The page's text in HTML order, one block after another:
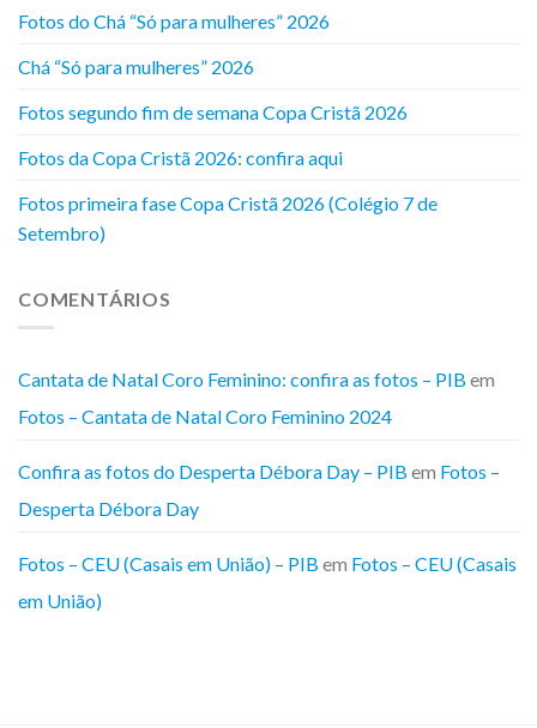
Fotos do Chá “Só para mulheres” 2026
Chá “Só para mulheres” 2026
Fotos segundo fim de semana Copa Cristã 2026
Fotos da Copa Cristã 2026: confira aqui
Fotos primeira fase Copa Cristã 2026 (Colégio 7 de
Setembro)
COMENTÁRIOS
Cantata de Natal Coro Feminino: confira as fotos – PIB em
Fotos – Cantata de Natal Coro Feminino 2024
Confira as fotos do Desperta Débora Day – PIB em Fotos –
Desperta Débora Day
Fotos – CEU (Casais em União) – PIB em Fotos – CEU (Casais
em União)